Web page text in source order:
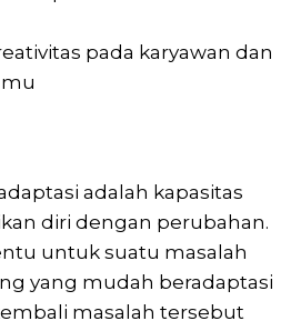
pada karyawan dan
adalah kapasitas
diri dengan perubahan.
untuk suatu masalah
yang mudah beradaptasi
masalah tersebut